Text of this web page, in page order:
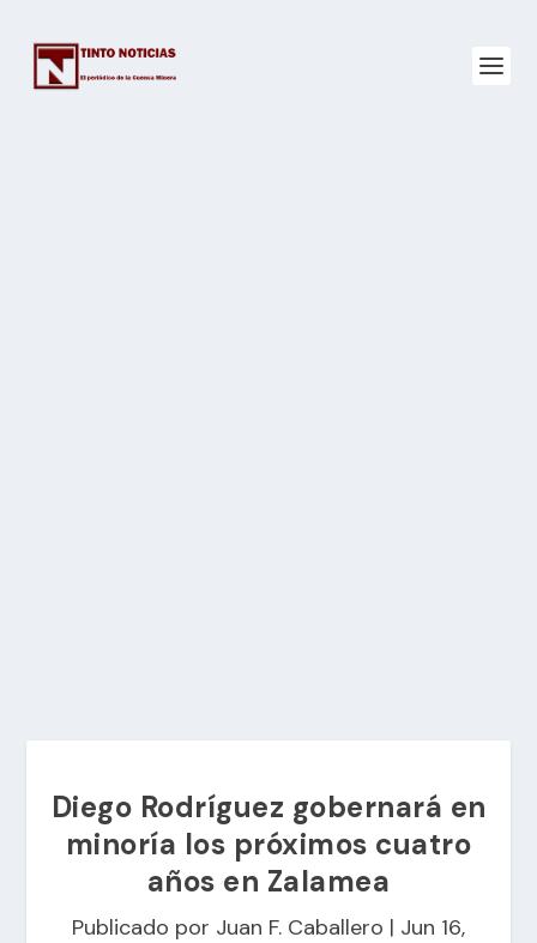
Diego Rodríguez gobernará en
minoría los próximos cuatro
años en Zalamea
Publicado por Juan F. Caballero | Jun 16,